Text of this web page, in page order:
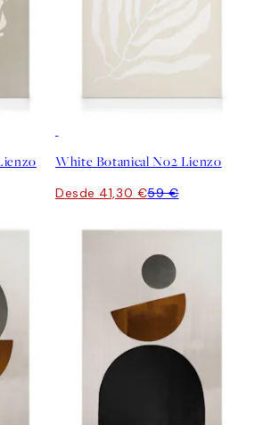
White Botanical No2 Lienzo
Desde 41,30 €59 €